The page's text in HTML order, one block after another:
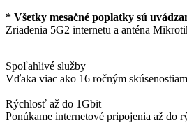
* Všetky mesačné poplatky sú
Zriadenia 5G2 internetu a anténa
Spoľahlivé služby
Vďaka viac ako 16 ročným
Rýchlosť až do 1Gbit
Ponúkame internetové pripojenia až do